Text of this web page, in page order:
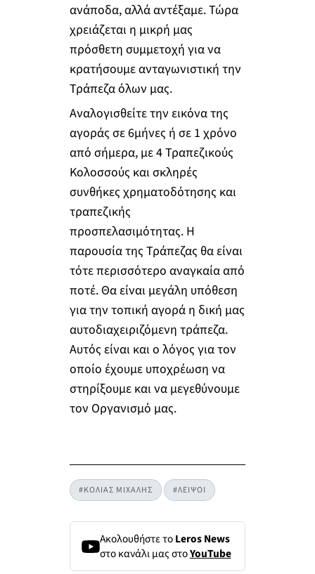
ανάποδα, αλλά αντέξαμε. Τώρα
χρειάζεται η μικρή μας
πρόσθετη συμμετοχή για να
κρατήσουμε ανταγωνιστική την
Τράπεζα όλων μας.
Αναλογισθείτε την εικόνα της
αγοράς σε 6μήνες ή σε 1 χρόνο
από σήμερα, με 4 Τραπεζικούς
Κολοσσούς και σκληρές
συνθήκες χρηματοδότησης και
τραπεζικής
προσπελασιμότητας. Η
παρουσία της Τράπεζας θα είναι
τότε περισσότερο αναγκαία από
ποτέ. Θα είναι μεγάλη υπόθεση
για την τοπική αγορά η δική μας
αυτοδιαχειριζόμενη τράπεζα.
Αυτός είναι και ο λόγος για τον
οποίο έχουμε υποχρέωση να
στηρίξουμε και να μεγεθύνουμε
τον Οργανισμό μας.
#ΚΟΛΙΑΣ ΜΙΧΑΛΗΣ #ΛΕΙΨΟΙ
Ακολουθήστε τοLeros News
στο κανάλι μας στοYouTube